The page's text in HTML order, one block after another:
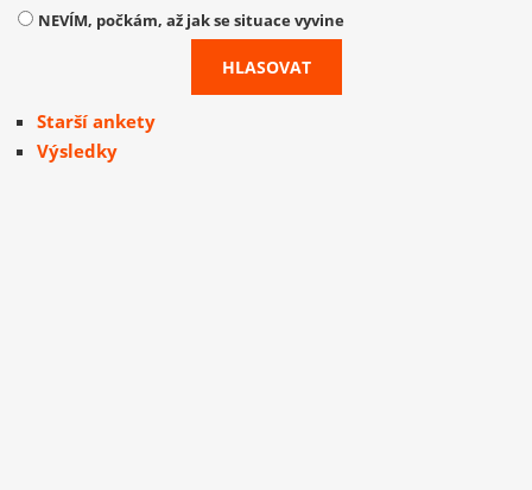
NEVÍM, počkám, až jak se situace vyvine
Starší ankety
Výsledky